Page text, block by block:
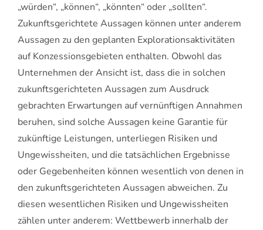
„würden“, „können“, „könnten“ oder „sollten“.
Zukunftsgerichtete Aussagen können unter anderem
Aussagen zu den geplanten Explorationsaktivitäten
auf Konzessionsgebieten enthalten. Obwohl das
Unternehmen der Ansicht ist, dass die in solchen
zukunftsgerichteten Aussagen zum Ausdruck
gebrachten Erwartungen auf vernünftigen Annahmen
beruhen, sind solche Aussagen keine Garantie für
zukünftige Leistungen, unterliegen Risiken und
Ungewissheiten, und die tatsächlichen Ergebnisse
oder Gegebenheiten können wesentlich von denen in
den zukunftsgerichteten Aussagen abweichen. Zu
diesen wesentlichen Risiken und Ungewissheiten
zählen unter anderem: Wettbewerb innerhalb der